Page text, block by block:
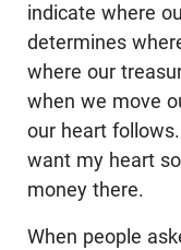
indicate where
determines
where our
when we move
our heart
want my heart
money there.
When people